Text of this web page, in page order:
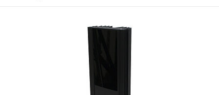
В наличии